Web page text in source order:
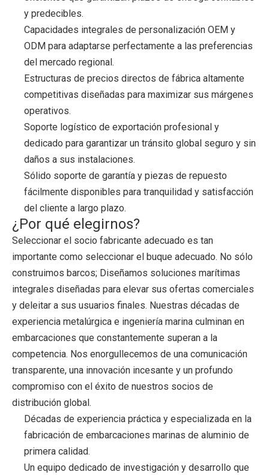
y predecibles.
Capacidades integrales de personalización OEM y
ODM para adaptarse perfectamente a las preferencias
del mercado regional.
Estructuras de precios directos de fábrica altamente
competitivas diseñadas para maximizar sus márgenes
operativos.
Soporte logístico de exportación profesional y
dedicado para garantizar un tránsito global seguro y sin
daños a sus instalaciones.
Sólido soporte de garantía y piezas de repuesto
fácilmente disponibles para tranquilidad y satisfacción
del cliente a largo plazo.
¿Por qué elegirnos?
Seleccionar el socio fabricante adecuado es tan
importante como seleccionar el buque adecuado. No sólo
construimos barcos; Diseñamos soluciones marítimas
integrales diseñadas para elevar sus ofertas comerciales
y deleitar a sus usuarios finales. Nuestras décadas de
experiencia metalúrgica e ingeniería marina culminan en
embarcaciones que constantemente superan a la
competencia. Nos enorgullecemos de una comunicación
transparente, una innovación incesante y un profundo
compromiso con el éxito de nuestros socios de
distribución global.
Décadas de experiencia práctica y especializada en la
fabricación de embarcaciones marinas de aluminio de
primera calidad.
Un equipo dedicado de investigación y desarrollo que